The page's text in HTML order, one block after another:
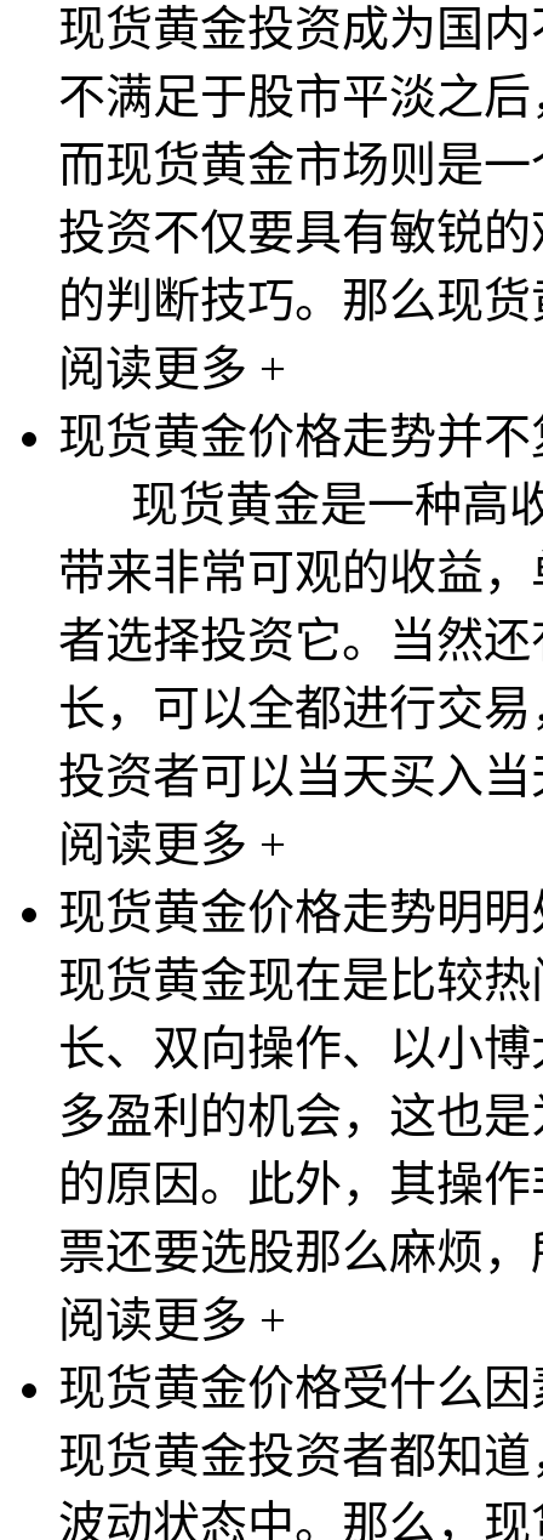
现货黄金投资成为国
不满足于股市平淡之
而现货黄金市场则是
投资不仅要具有敏锐
的判断技巧。那么现
阅读更多 +
现货黄金价格走势并不
现货黄金是一种高
带来非常可观的收益
者选择投资它。当然
长，可以全都进行交
投资者可以当天买入
阅读更多 +
现货黄金价格走势明
现货黄金现在是比较
长、双向操作、以小
多盈利的机会，这也
的原因。此外，其操
票还要选股那么麻烦
阅读更多 +
现货黄金价格受什么
现货黄金投资者都知
波动状态中。那么，